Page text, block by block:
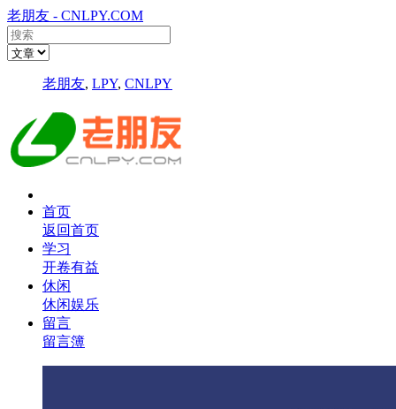
老朋友 - CNLPY.COM
老朋友, LPY, CNLPY
首页
返回首页
学习
开卷有益
休闲
休闲娱乐
留言
留言簿